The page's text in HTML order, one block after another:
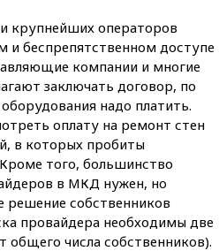
крупнейших операторов
и беспрепятственном доступе
компании и многие
заключать договор, по
надо платить.
оплату на ремонт стен
в которых пробиты
того, большинство
в МКД нужен, но
решение собственников
провайдера необходимы две
общего числа собственников).